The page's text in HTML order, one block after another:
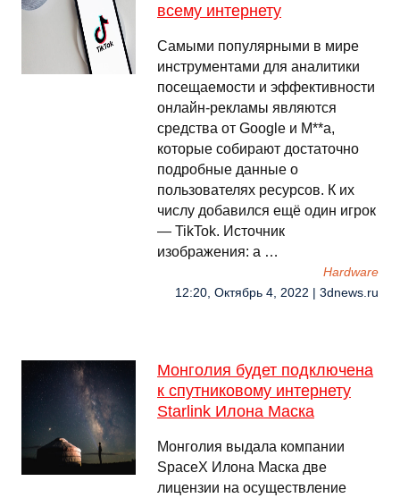
всему интернету
Самыми популярными в мире
инструментами для аналитики
посещаемости и эффективности
онлайн-рекламы являются
средства от Google и M**a,
которые собирают достаточно
подробные данные о
пользователях ресурсов. К их
числу добавился ещё один игрок
— TikTok. Источник
изображения: a …
Hardware
12:20, Октябрь 4, 2022 | 3dnews.ru
Монголия будет подключена
к спутниковому интернету
Starlink Илона Маска
Монголия выдала компании
SpaceX Илона Маска две
лицензии на осуществление